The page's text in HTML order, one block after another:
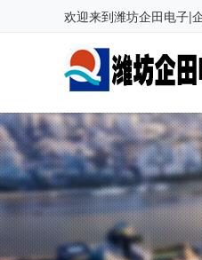
欢迎来到潍坊企田电子|